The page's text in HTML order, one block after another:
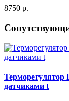
8750 р.
Терморегулятор
датчиками t